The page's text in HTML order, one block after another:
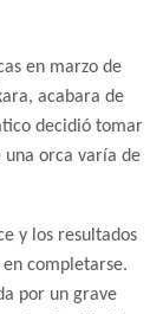
en marzo de
acabara de
decidió tomar
una orca varía de
y los resultados
completarse.
por un grave